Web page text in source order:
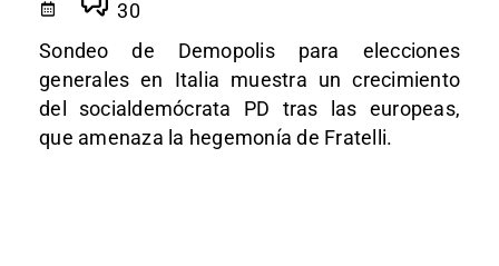
30
Sondeo de Demopolis para elecciones
generales en Italia muestra un crecimiento
del socialdemócrata PD tras las europeas,
que amenaza la hegemonía de Fratelli.